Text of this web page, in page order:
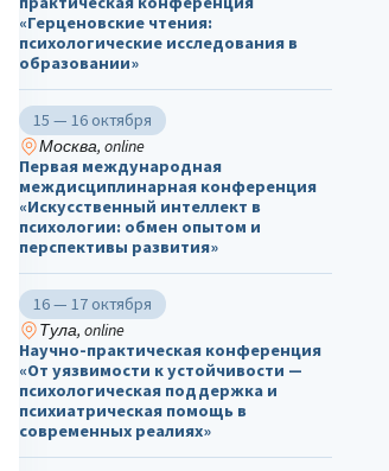
«Герценовские чтения:
психологические исследования в
образовании»
15 — 16 октября
Москва, online
Первая международная
междисциплинарная конференция
«Искусственный интеллект в
психологии: обмен опытом и
перспективы развития»
16 — 17 октября
Тула, online
Научно-практическая конференция
«От уязвимости к устойчивости —
психологическая поддержка и
психиатрическая помощь в
современных реалиях»